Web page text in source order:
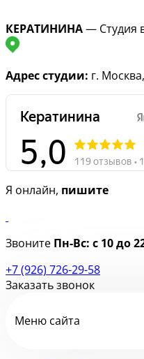
КЕРАТИНИНА— Студия
Адрес студии: г.
Я онлайн, пишите
Звоните Пн-Вс: с 10 до
+7 (926) 726-29-58
Заказать звонок
Меню сайта